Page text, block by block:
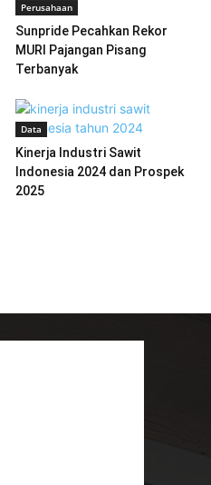
Perusahaan
Sunpride Pecahkan Rekor
MURI Pajangan Pisang
Terbanyak
Data
Kinerja Industri Sawit
Indonesia 2024 dan Prospek
2025